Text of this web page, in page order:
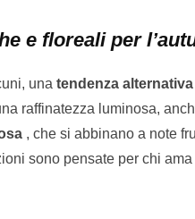
e floreali per
una tendenza
raffinatezza luminosa,
, che si abbinano a note
sono pensate per chi